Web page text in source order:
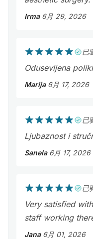
Irma 6月 29, 2026
已
Odusevljena
Marija 6月 17, 2026
已
Ljubaznost i
Sanela 6月 17, 2026
已
Very satisfied
staff working
Jana 6月 01, 2026